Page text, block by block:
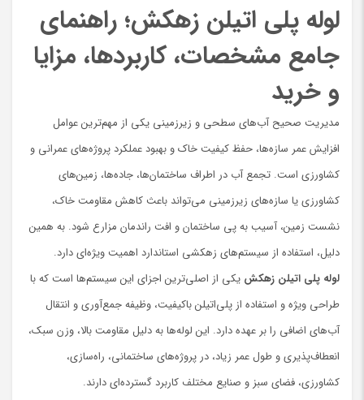
لوله پلی اتیلن زهکش؛ راهنمای
جامع مشخصات، کاربردها، مزایا
و خرید
مدیریت صحیح آب‌های سطحی و زیرزمینی یکی از مهم‌ترین عوامل
افزایش عمر سازه‌ها، حفظ کیفیت خاک و بهبود عملکرد پروژه‌های عمرانی و
کشاورزی است. تجمع آب در اطراف ساختمان‌ها، جاده‌ها، زمین‌های
کشاورزی یا سازه‌های زیرزمینی می‌تواند باعث کاهش مقاومت خاک،
نشست زمین، آسیب به پی ساختمان و افت راندمان مزارع شود. به همین
دلیل، استفاده از سیستم‌های زهکشی استاندارد اهمیت ویژه‌ای دارد.
لوله پلی اتیلن زهکش یکی از اصلی‌ترین اجزای این سیستم‌ها است که با
طراحی ویژه و استفاده از پلی‌اتیلن باکیفیت، وظیفه جمع‌آوری و انتقال
آب‌های اضافی را بر عهده دارد. این لوله‌ها به دلیل مقاومت بالا، وزن سبک،
انعطاف‌پذیری و طول عمر زیاد، در پروژه‌های ساختمانی، راه‌سازی،
کشاورزی، فضای سبز و صنایع مختلف کاربرد گسترده‌ای دارند.